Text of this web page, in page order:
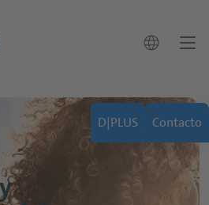
language
Noticias
Contacto
close
ayudarle?
Contacto
D|PLUS